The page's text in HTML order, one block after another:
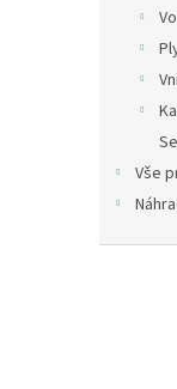
Vše